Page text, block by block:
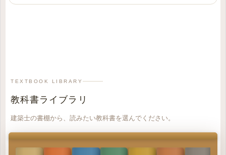
TEXTBOOK LIBRARY
教科書ライブラリ
建築士の書棚から、読みたい教科書を選んでください。